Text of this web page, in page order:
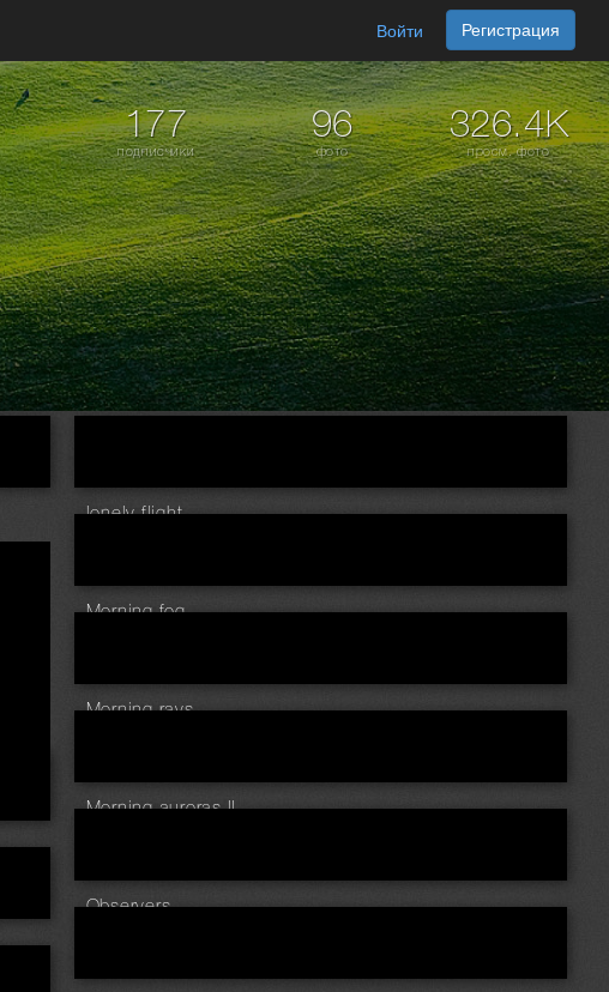
Войти Регистрация
177
подписчики
96
фото
326.4K
просм. фото
lonely flight
Morning fog
Morning rays ...
Morning auroras II ...
Observers ...